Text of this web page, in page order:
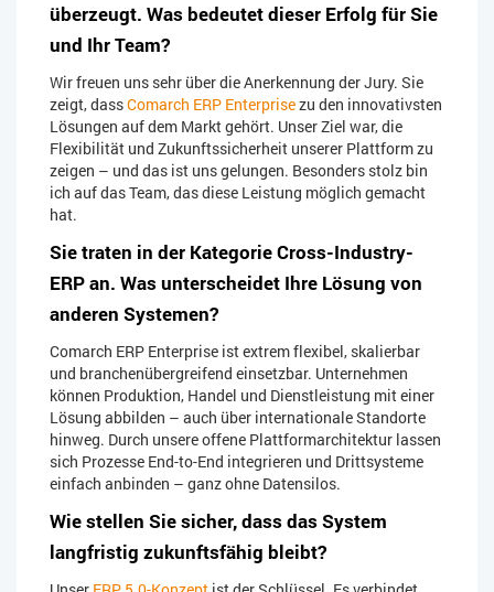
überzeugt. Was bedeutet dieser Erfolg für Sie
und Ihr Team?
Wir freuen uns sehr über die Anerkennung der Jury. Sie
zeigt, dassComarch ERP Enterprisezu den innovativsten
Lösungen auf dem Markt gehört. Unser Ziel war, die
Flexibilität und Zukunftssicherheit unserer Plattform zu
zeigen – und das ist uns gelungen. Besonders stolz bin
ich auf das Team, das diese Leistung möglich gemacht
hat.
Sie traten in der Kategorie Cross-Industry-
ERP an. Was unterscheidet Ihre Lösung von
anderen Systemen?
Comarch ERP Enterprise ist extrem flexibel, skalierbar
und branchenübergreifend einsetzbar. Unternehmen
können Produktion, Handel und Dienstleistung mit einer
Lösung abbilden – auch über internationale Standorte
hinweg. Durch unsere offene Plattformarchitektur lassen
sich Prozesse End-to-End integrieren und Drittsysteme
einfach anbinden – ganz ohne Datensilos.
Wie stellen Sie sicher, dass das System
langfristig zukunftsfähig bleibt?